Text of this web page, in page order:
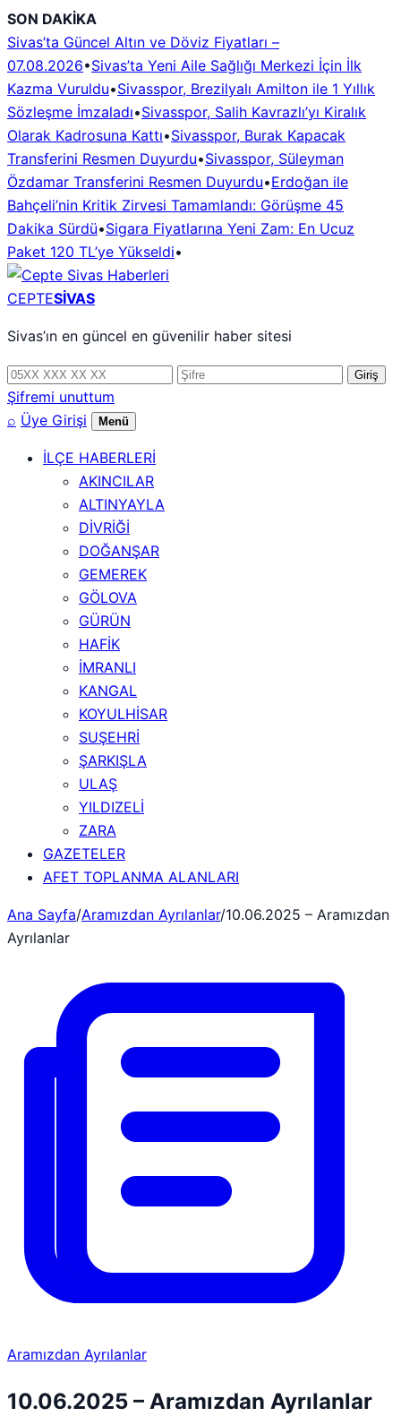
İçeriğe
geç
SON DAKİKA
Sivas’ta Güncel Altın ve Döviz Fiyatları –
07.08.2026•Sivas’ta Yeni Aile Sağlığı Merkezi İçin İlk
Kazma Vuruldu•Sivasspor, Brezilyalı Amilton ile 1 Yıllık
Sözleşme İmzaladı•Sivasspor, Salih Kavrazlı’yı Kiralık
Olarak Kadrosuna Kattı•Sivasspor, Burak Kapacak
Transferini Resmen Duyurdu•Sivasspor, Süleyman
Özdamar Transferini Resmen Duyurdu•Erdoğan ile
Bahçeli’nin Kritik Zirvesi Tamamlandı: Görüşme 45
Dakika Sürdü•Sigara Fiyatlarına Yeni Zam: En Ucuz
Paket 120 TL’ye Yükseldi•
CEPTESİVAS
Sivas’ın en güncel en güvenilir haber sitesi
Telefon
numarası
Şifre Giriş
Şifremi unuttum
⌕ Üye Girişi Menü
İLÇE HABERLERİ
AKINCILAR
ALTINYAYLA
DİVRİĞİ
DOĞANŞAR
GEMEREK
GÖLOVA
GÜRÜN
HAFİK
İMRANLI
KANGAL
KOYULHİSAR
SUŞEHRİ
ŞARKIŞLA
ULAŞ
YILDIZELİ
ZARA
GAZETELER
AFET TOPLANMA ALANLARI
Ana Sayfa/Aramızdan Ayrılanlar/10.06.2025 – Aramızdan
Ayrılanlar
Aramızdan Ayrılanlar
10.06.2025 – Aramızdan Ayrılanlar